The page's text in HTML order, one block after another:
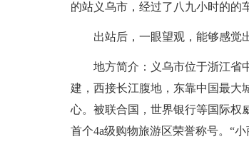
的站义乌市，经过了八九小时的的
出站后，一眼望观，能够感觉
地方简介：义乌市位于浙江省
建，西接长江腹地，东靠中国最大
心。被联合国，世界银行等国际权
首个4a级购物旅游区荣誉称号。“